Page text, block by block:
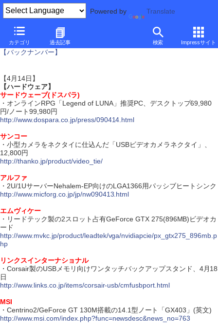
Powered by Translate
カテゴリ 過去記事 検索 Impressサイト
【バックナンバー】
【4月14日】
【ハードウェア】
サードウェーブ(ドスパラ)
・オンラインRPG「Legend of LUNA」推奨PC、デスクトップ69,980
円/ノート99,980円
http://www.dospara.co.jp/press/090414.html
サンコー
・小型カメラをネクタイに仕込んだ「USBビデオカメラネクタイ」、
12,800円
http://thanko.jp/product/video_tie/
アルファ
・2U/1UサーバーNehalem-EP向けのLGA1366用パッシブヒートシンク
http://www.micforg.co.jp/jp/nw090413.html
エムヴィケー
・リードテック製の2スロット占有GeForce GTX 275(896MB)ビデオカ
ード
http://www.mvkc.jp/product/leadtek/vga/nvidiapcie/px_gtx275_896mb.p
hp
リンクスインターナショナル
・Corsair製のUSBメモリ向けワンタッチバックアップスタンド、4月18
日
http://www.links.co.jp/items/corsair-usb/cmfusbport.html
MSI
・Centrino2/GeForce GT 130M搭載の14.1型ノート「GX403」(英文)
http://www.msi.com/index.php?func=newsdesc&news_no=763